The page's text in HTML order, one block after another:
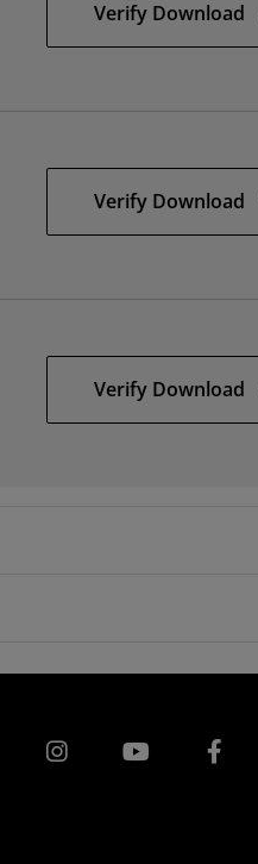
Verify Download
Verify Download
Verify Download
Instagram